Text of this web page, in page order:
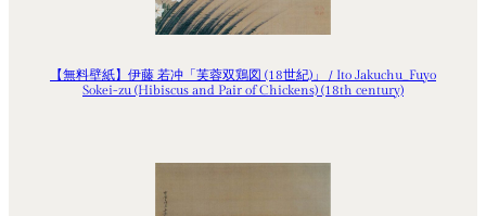
【無料壁紙】伊藤 若冲「芙蓉双鶏図 (18世紀)」 / Ito Jakuchu_Fuyo
Sokei-zu (Hibiscus and Pair of Chickens) (18th century)